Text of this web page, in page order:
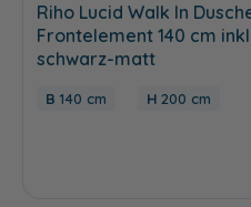
Riho Lucid Walk In
Frontelement 140 cm
schwarz-matt
140 cm 200 cm